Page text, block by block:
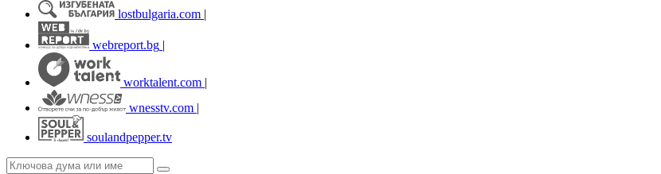
lostbulgaria.com |
webreport.bg |
worktalent.com |
wnesstv.com |
soulandpepper.tv